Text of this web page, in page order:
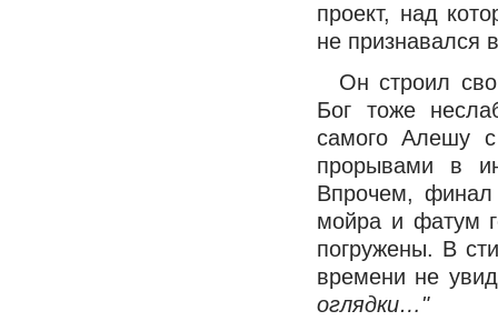
проект, над
не признавался
Он строил
Бог тоже
самого Алешу с
прорывами в
Впрочем,
мойра и фатум
погружены. В
времени не
оглядки…"